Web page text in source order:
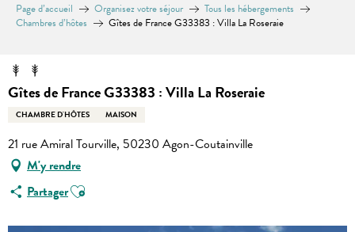
Page d’accueil Organisez votre séjour
Tous les hébergements
Chambres d’hôtes
Gîtes de France G33383 : Villa La Roseraie
Gîtes de France G33383 : Villa La Roseraie
CHAMBRE D'HÔTES MAISON
21 rue Amiral Tourville, 50230 Agon-Coutainville
M'y rendre
PartagerAjouter aux favoris